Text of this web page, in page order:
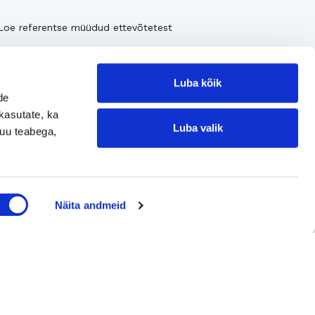
ka
teabega,
Näita andmeid
Luba kõik
Luba valik
referentse müüdud ettevõtetest
Jätke kontaktisoov